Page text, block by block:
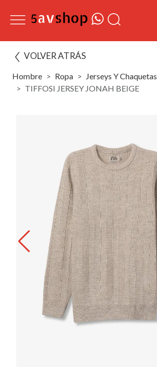
VOLVER ATRÁS
Hombre Ropa
Jerseys Y Chaquetas
TIFFOSI JERSEY JONAH BEIGE